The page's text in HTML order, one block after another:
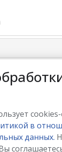
в
данных.